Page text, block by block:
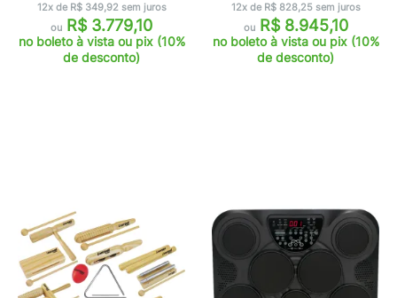
12x de R$ 349,92 sem juros
ou R$ 3.779,10
no boleto à vista ou pix (10%
de desconto)
12x de R$ 828,25 sem juros
ouR$ 8.945,10
no boleto à vista ou pix (10%
de desconto)